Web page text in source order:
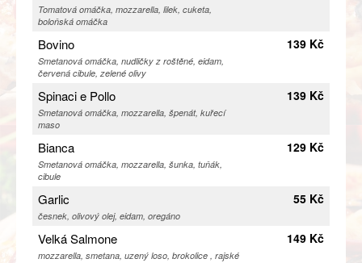
Tomatová omáčka, mozzarella, lilek, cuketa,
boloňská omáčka
Bovino
Smetanová omáčka, nudličky z roštěné, eidam,
červená cibule, zelené olivy
139 Kč
Spinaci e Pollo
Smetanová omáčka, mozzarella, špenát, kuřecí
maso
139 Kč
Bianca
Smetanová omáčka, mozzarella, šunka, tuňák,
cibule
129 Kč
Garlic
česnek, olivový olej, eidam, oregáno
55 Kč
Velká Salmone
mozzarella, smetana, uzený loso, brokolice , rajské
149 Kč